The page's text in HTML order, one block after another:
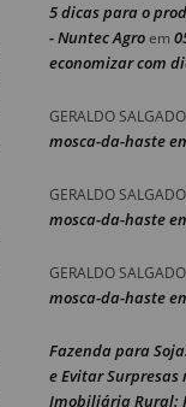
5 dicas para o
- Nuntec Agroem
economizar com
GERALDO
mosca-da-haste
GERALDO
mosca-da-haste
GERALDO
mosca-da-haste
Fazenda para
e Evitar Surpresas
Imobiliária Rural: